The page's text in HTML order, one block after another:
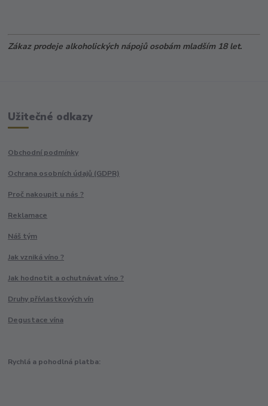
Zákaz prodeje alkoholických nápojů osobám mladším 18 let.
Užitečné odkazy
Obchodní podmínky
Ochrana osobních údajů (GDPR)
Proč nakoupit u nás ?
Reklamace
Náš tým
Jak vzniká víno ?
Jak hodnotit a ochutnávat víno ?
Druhy přívlastkových vín
Degustace vína
Rychlá a pohodlná platba: